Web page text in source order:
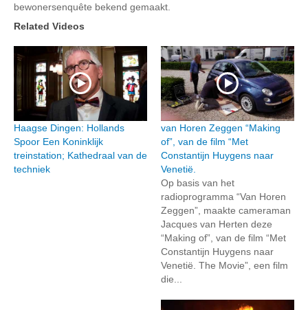
bewonersenquête bekend gemaakt.
Related Videos
Haagse Dingen: Hollands
Spoor Een Koninklijk
treinstation; Kathedraal van de
techniek
van Horen Zeggen “Making
of”, van de film “Met
Constantijn Huygens naar
Venetië.
Op basis van het
radioprogramma “Van Horen
Zeggen”, maakte cameraman
Jacques van Herten deze
“Making of”, van de film “Met
Constantijn Huygens naar
Venetië. The Movie”, een film
die...